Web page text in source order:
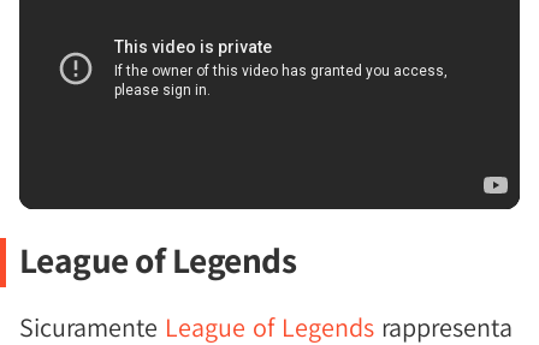
League of Legends
Sicuramente League of Legends rappresenta